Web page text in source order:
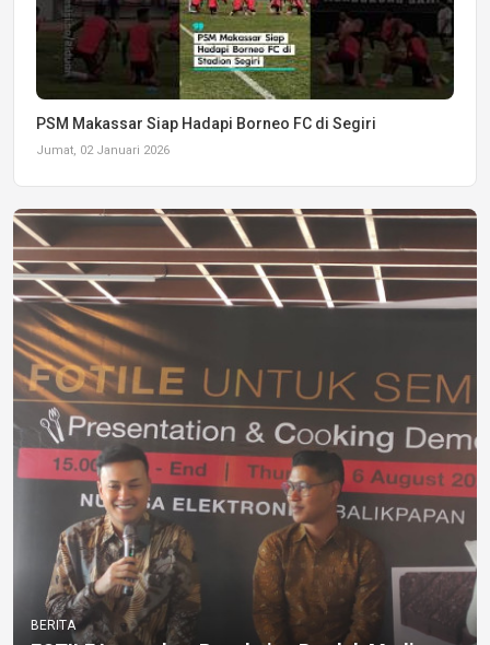
PSM Makassar Siap Hadapi Borneo FC di Segiri
Jumat, 02 Januari 2026
BERITA